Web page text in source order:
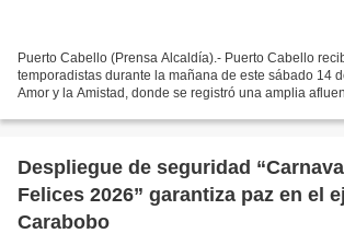
Puerto Cabello (Prensa Alcaldía).- Puerto Cabello
temporadistas durante la mañana de este sábado 14
Amor y la Amistad, donde se registró una amplia
Despliegue de seguridad
Felices 2026” garantiza paz en el
Carabobo